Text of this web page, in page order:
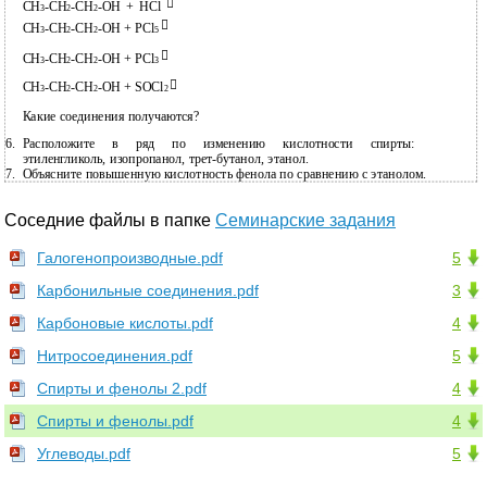
CH3-CH2-CH2-OH + HCl 
CH3-CH2-CH2-OH + PCl5 
CH3-CH2-CH2-OH + PCl3 
CH3-CH2-CH2-OH + SOCl2 
Какие соединения получаются?
6.
Расположите в ряд по изменению кислотности спирты:
этиленгликоль, изопропанол, трет-бутанол, этанол.
7.
Объясните повышенную кислотность фенола по сравнению с этанолом.
Соседние файлы в папке Семинарские задания
5
Галогенопроизводные.pdf
3
Карбонильные соединения.pdf
4
Карбоновые кислоты.pdf
5
Нитросоединения.pdf
4
Спирты и фенолы 2.pdf
4
Спирты и фенолы.pdf
5
Углеводы.pdf